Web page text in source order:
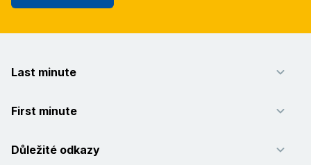
Last minute
First minute
Důležité odkazy